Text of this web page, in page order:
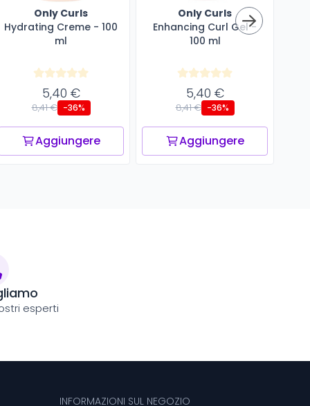
Only Curls
Hydrating Creme - 100
ml
5,40 €
8,41 € -36%
Aggiungere
Only Curls
Enhancing Curl Gel -
100 ml
5,40 €
8,41 € -36%
Aggiungere
esperti
INFORMAZIONI SUL NEGOZIO